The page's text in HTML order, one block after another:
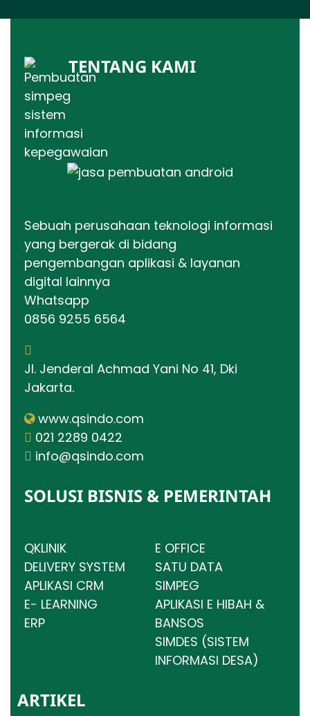
TENTANG KAMI
Sebuah perusahaan teknologi informasi
yang bergerak di bidang
pengembangan aplikasi & layanan
digital lainnya
Whatsapp
0856 9255 6564
Jl. Jenderal Achmad Yani No 41, Dki
Jakarta.
www.qsindo.com
021 2289 0422
info@qsindo.com
SOLUSI BISNIS & PEMERINTAH
QKLINIK
DELIVERY SYSTEM
APLIKASI CRM
E- LEARNING
ERP
E OFFICE
SATU DATA
SIMPEG
APLIKASI E HIBAH &
BANSOS
SIMDES (SISTEM
INFORMASI DESA)
ARTIKEL